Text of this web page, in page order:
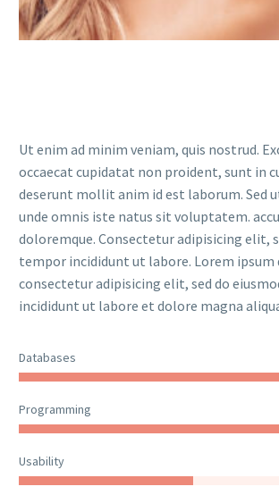
Ut enim ad minim veniam, quis nostrud.
occaecat cupidatat non proident, sunt in
deserunt mollit anim id est laborum. Sed
unde omnis iste natus sit voluptatem.
doloremque. Consectetur adipisicing elit,
tempor incididunt ut labore. Lorem
consectetur adipisicing elit, sed do
incididunt ut labore et dolore magna
Databases
Programming
Usability